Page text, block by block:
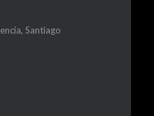
Santiago